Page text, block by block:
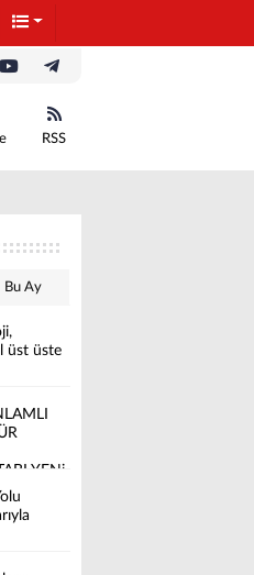
RSS
Bu Ay
üst üste
YENi